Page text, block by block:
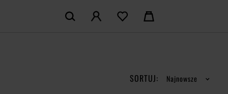
SORTUJ: Najnowsze